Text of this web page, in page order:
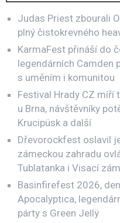
Judas Priest zbourali
plný čistokrevného
KarmaFest přináší do
legendárních Camden
s uměním i komunitou
Festival Hrady CZ míří
u Brna, návštěvníky
Krucipüsk a další
Dřevorockfest oslavil
zámeckou zahradu
Tublatanka i Visací
Basinfirefest 2026,
Apocalyptica,
párty s Green Jellÿ